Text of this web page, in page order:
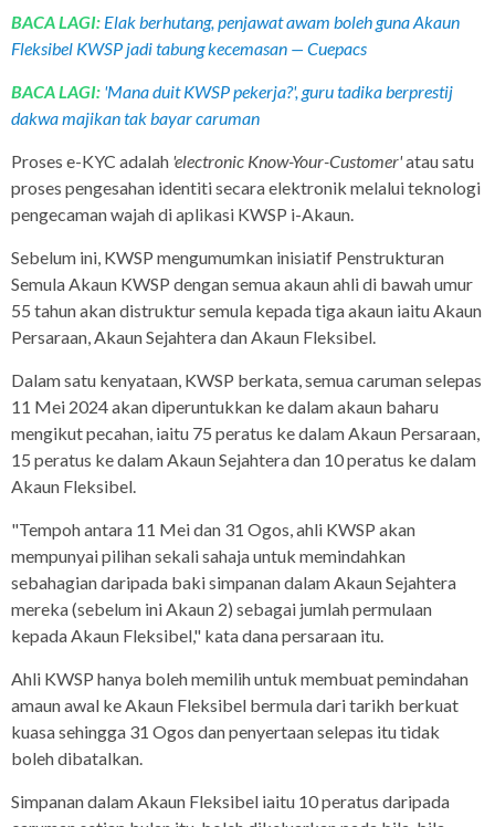
BACA LAGI: Elak berhutang, penjawat awam boleh guna Akaun
Fleksibel KWSP jadi tabung kecemasan — Cuepacs
BACA LAGI: 'Mana duit KWSP pekerja?', guru tadika berprestij
dakwa majikan tak bayar caruman
Proses e-KYC adalah 'electronic Know-Your-Customer'atau satu
proses pengesahan identiti secara elektronik melalui teknologi
pengecaman wajah di aplikasi KWSP i-Akaun.
Sebelum ini, KWSP mengumumkan inisiatif Penstrukturan
Semula Akaun KWSP dengan semua akaun ahli di bawah umur
55 tahun akan distruktur semula kepada tiga akaun iaitu Akaun
Persaraan, Akaun Sejahtera dan Akaun Fleksibel.
Dalam satu kenyataan, KWSP berkata, semua caruman selepas
11 Mei 2024 akan diperuntukkan ke dalam akaun baharu
mengikut pecahan, iaitu 75 peratus ke dalam Akaun Persaraan,
15 peratus ke dalam Akaun Sejahtera dan 10 peratus ke dalam
Akaun Fleksibel.
"Tempoh antara 11 Mei dan 31 Ogos, ahli KWSP akan
mempunyai pilihan sekali sahaja untuk memindahkan
sebahagian daripada baki simpanan dalam Akaun Sejahtera
mereka (sebelum ini Akaun 2) sebagai jumlah permulaan
kepada Akaun Fleksibel," kata dana persaraan itu.
Ahli KWSP hanya boleh memilih untuk membuat pemindahan
amaun awal ke Akaun Fleksibel bermula dari tarikh berkuat
kuasa sehingga 31 Ogos dan penyertaan selepas itu tidak
boleh dibatalkan.
Simpanan dalam Akaun Fleksibel iaitu 10 peratus daripada